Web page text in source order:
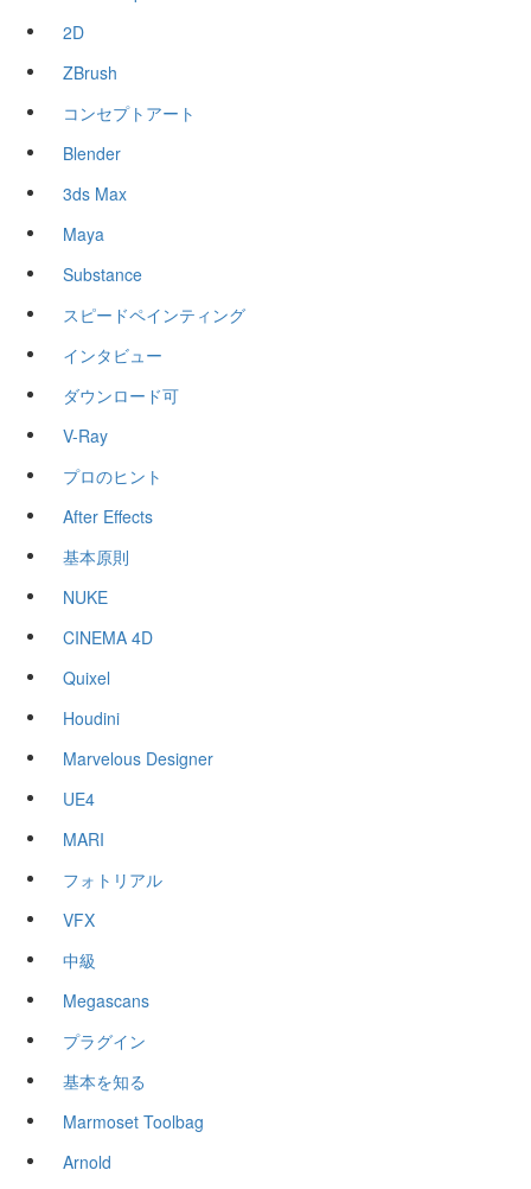
2D
ZBrush
コンセプトアート
Blender
3ds Max
Maya
Substance
スピードペインティング
インタビュー
ダウンロード可
V-Ray
プロのヒント
After Effects
基本原則
NUKE
CINEMA 4D
Quixel
Houdini
Marvelous Designer
UE4
MARI
フォトリアル
VFX
中級
Megascans
プラグイン
基本を知る
Marmoset Toolbag
Arnold